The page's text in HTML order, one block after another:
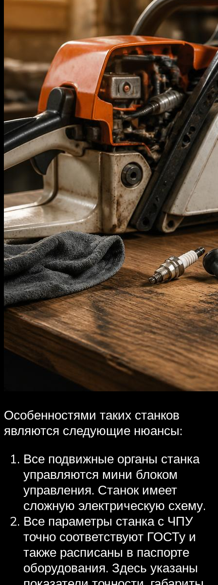
Особенностями таких станков
являются следующие нюансы:
Все подвижные органы станка
управляются мини блоком
управления. Станок имеет
сложную электрическую схему.
Все параметры станка с ЧПУ
точно соответствуют ГОСТу и
также расписаны в паспорте
оборудования. Здесь указаны